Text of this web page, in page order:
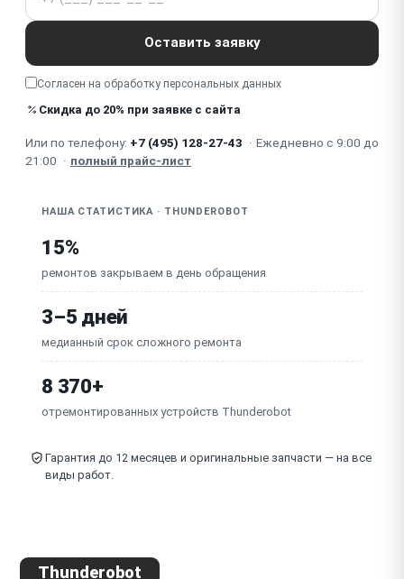
Перезагружается
Упал
Не работает (диагностика)
Не отключается
Шумит вентилятор
Тормозит видео
Не работает подсветка
Оставить заявку
Согласен на обработку персональных данных
Скидка до 20% при заявке с сайта
Или по телефону: +7 (495) 128-27-43 · Ежедневно с 9:00 до
21:00 · полный прайс-лист
НАША СТАТИСТИКА · THUNDEROBOT
15%
ремонтов закрываем в день обращения
3–5 дней
медианный срок сложного ремонта
8 370+
отремонтированных устройств Thunderobot
Гарантия до 12 месяцев и оригинальные запчасти — на все
виды работ.
Thunderobot